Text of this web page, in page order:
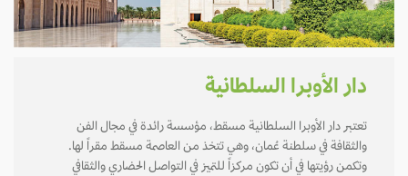
دار الأوبرا السلطانية
تعتبر دار الأوبرا السلطانية مسقط، مؤسسة رائدة في مجال الفن
والثقافة في سلطنة عُمان، وهي تتخذ من العاصمة مسقط مقراً لها.
وتكمن رؤيتها في أن تكون مركزاً للتميز في التواصل الحضاري والثقافي